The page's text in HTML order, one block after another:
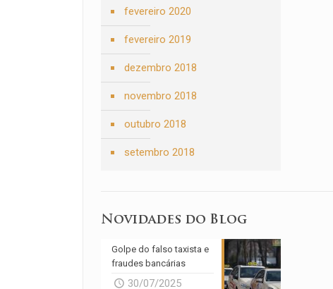
fevereiro 2020
fevereiro 2019
dezembro 2018
novembro 2018
outubro 2018
setembro 2018
Novidades do Blog
Golpe do falso taxista e
fraudes bancárias
30/07/2025